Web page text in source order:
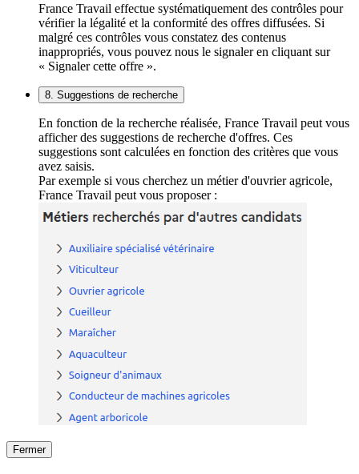
France Travail effectue systématiquement des contrôles pour
vérifier la légalité et la conformité des offres diffusées. Si
malgré ces contrôles vous constatez des contenus
inappropriés, vous pouvez nous le signaler en cliquant sur
« Signaler cette offre ».
8. Suggestions de recherche
En fonction de la recherche réalisée, France Travail peut vous
afficher des suggestions de recherche d'offres. Ces
suggestions sont calculées en fonction des critères que vous
avez saisis.
Par exemple si vous cherchez un métier d'ouvrier agricole,
France Travail peut vous proposer :
Fermer